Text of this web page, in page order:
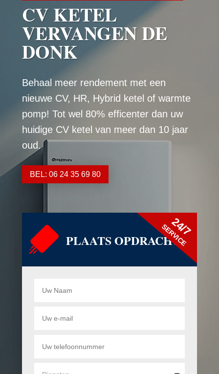
CV KETEL
VERVANGEN DE
DONK
Behaal meer rendement met een
nieuwe CV, HR, Hybrid ketel of warmte
pomp! Tot wel 80% efficenter dan uw
huidige CV ketel van meer dan 10 jaar
oud.
BEL: 06 24 35 69 80
PLAATS OPDRACHT
24/7
SERVICE